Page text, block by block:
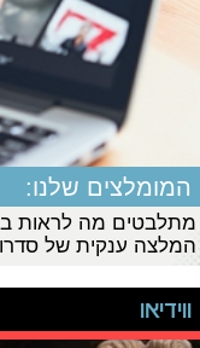
המומלצים שלנו:
מתלבטים מה לראות
המלצה ענקית של
ווידיאו